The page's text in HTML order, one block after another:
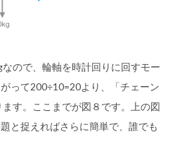
なので、輪軸を時計回りに回すモー
って200÷10=20より、「チェーン
す。ここまでが図８です。上の図
と捉えればさらに簡単で、誰でも